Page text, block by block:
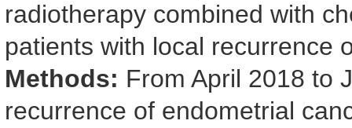
radiotherapy combined with
patients with local recurrence
Methods: From April 2018 to
recurrence of endometrial